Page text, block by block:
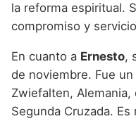
la reforma espiritual.
compromiso y
En cuanto a Ernesto,
de noviembre. Fue
Zwiefalten, Alemania,
Segunda Cruzada.